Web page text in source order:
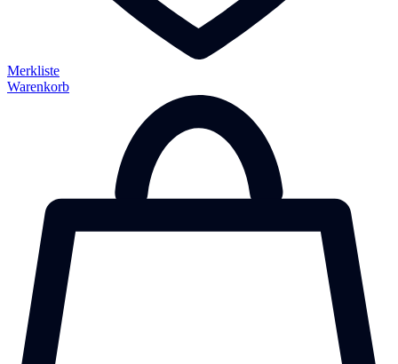
Merkliste
Warenkorb